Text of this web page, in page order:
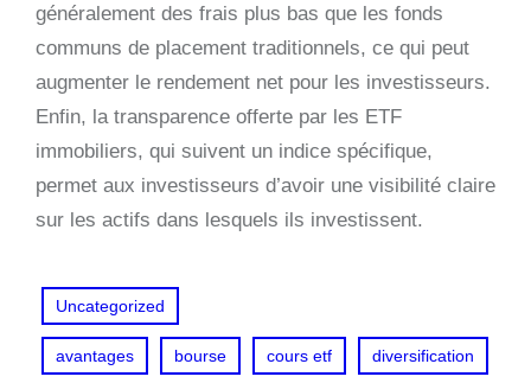
généralement des frais plus bas que les fonds
communs de placement traditionnels, ce qui peut
augmenter le rendement net pour les investisseurs.
Enfin, la transparence offerte par les ETF
immobiliers, qui suivent un indice spécifique,
permet aux investisseurs d’avoir une visibilité claire
sur les actifs dans lesquels ils investissent.
Uncategorized
avantages bourse cours etf diversification